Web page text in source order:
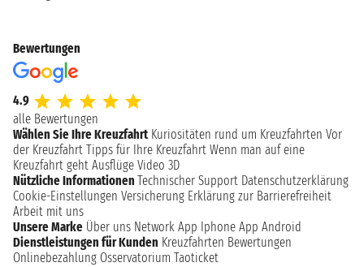
Bewertungen
4.9
alle Bewertungen
Wählen Sie Ihre Kreuzfahrt Kuriositäten rund um Kreuzfahrten Vor
der Kreuzfahrt Tipps für Ihre Kreuzfahrt Wenn man auf eine
Kreuzfahrt geht Ausflüge Video 3D
Nützliche Informationen Technischer Support Datenschutzerklärung
Cookie-Einstellungen Versicherung Erklärung zur Barrierefreiheit
Arbeit mit uns
Unsere Marke Über uns Network App Iphone App Android
Dienstleistungen für Kunden Kreuzfahrten Bewertungen
Onlinebezahlung Osservatorium Taoticket